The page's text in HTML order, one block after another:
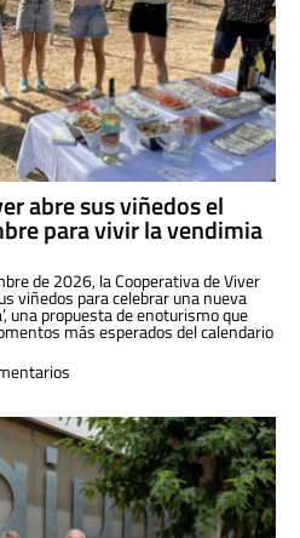
abre sus viñedos el
para vivir la vendimia
de 2026, la Cooperativa de Viver
viñedos para celebrar una nueva
una propuesta de enoturismo que
más esperados del calendario